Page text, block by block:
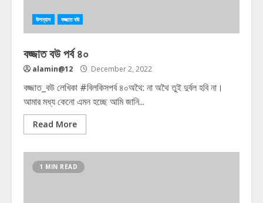
উপন্যাস বজ্জাত বউ
বজ্জাত বউ পর্ব ৪০
alamin@12 December 2, 2022
বজ্জাত_বউ লেখিকা #বিলকিসপর্ব ৪০অথৈ: না অথৈ তুই দুর্বল হবি না।
আমার মধ্য কেনো এমন হচ্ছে আমি জানি...
Read More
1 MIN READ